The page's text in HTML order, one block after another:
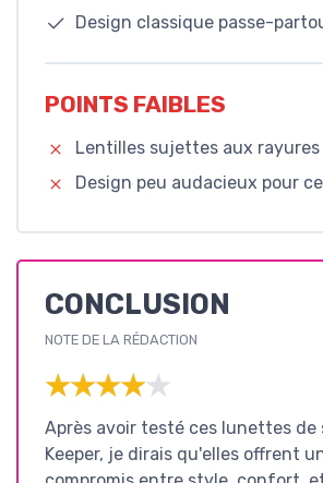
Design classique passe-
POINTS FAIBLES
Lentilles sujettes aux rayures
Design peu audacieux pour
CONCLUSION
NOTE DE LA RÉDACTION
★★★★★
★★★★★
Après avoir testé ces lunettes de
Keeper, je dirais qu'elles offrent